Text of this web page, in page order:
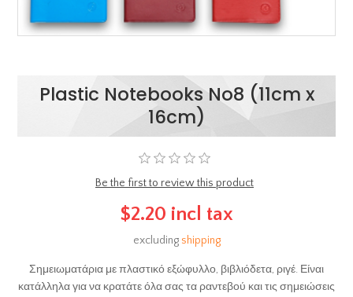
Plastic Notebooks No8 (11cm x
16cm)
Be the first to review this product
$2.20 incl tax
excluding shipping
Σημειωματάρια με πλαστικό εξώφυλλο, βιβλιόδετα, ριγέ. Είναι
κατάλληλα για να κρατάτε όλα σας τα ραντεβού και τις σημειώσεις